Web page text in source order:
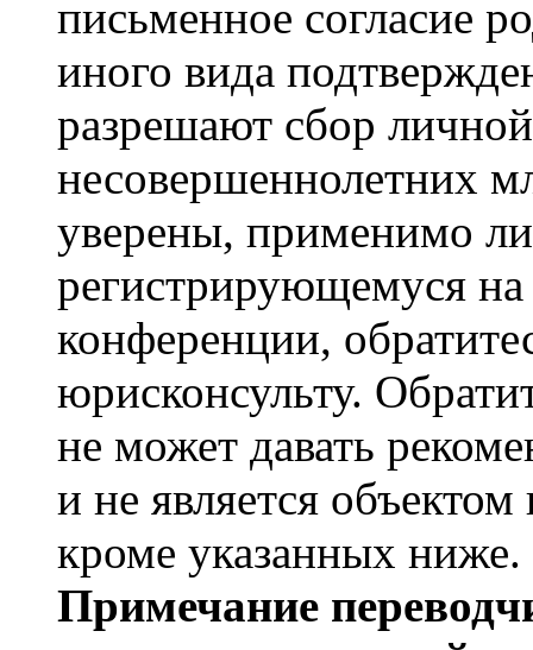
письменное согласие
иного вида
разрешают сбор
несовершеннолетних
уверены, применимо
регистрирующемуся
конференции,
юрисконсульту.
не может давать
и не является
кроме указанных ниже.
Примечание